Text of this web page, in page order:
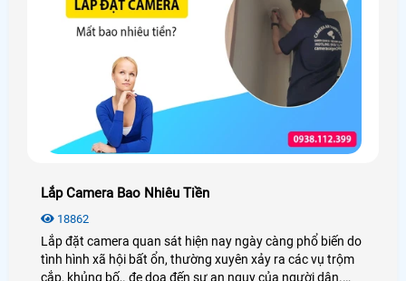
Lắp Camera Bao Nhiêu Tiền
18862
Lắp đặt camera quan sát hiện nay ngày càng phổ biến do
tình hình xã hội bất ổn, thường xuyên xảy ra các vụ trộm
cắp, khủng bố,. đe dọa đến sự an nguy của người dân.